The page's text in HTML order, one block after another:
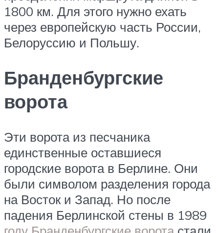
1800 км. Для этого нужно ехать
через европейскую часть России,
Белоруссию и Польшу.
Бранденбургские
ворота
Эти ворота из песчаника
единственные оставшиеся
городские ворота в Берлине. Они
были символом разделения города
на Восток и Запад. Но после
падения Берлинской стены в 1989